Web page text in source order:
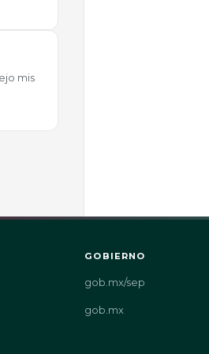
mis
GOBIERNO
gob.mx/sep
gob.mx